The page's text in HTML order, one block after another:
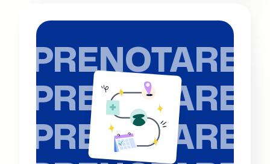
PRENOTARE
PRENOTARE
PRENOTARE